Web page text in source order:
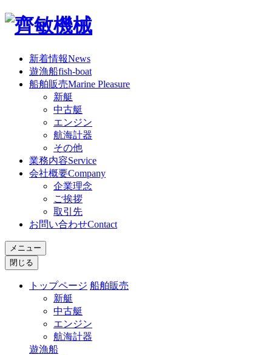
新着情報News
遊漁船fish-boat
船舶販売Marine Pleasure
新艇
中古艇
エンジン
航海計器
その他
業務内容Service
会社概要Company
企業理念
ご挨拶
取引先
お問い合わせContact
メニュー
閉じる
トップページ 船舶販売
新艇
中古艇
エンジン
航海計器
遊漁船